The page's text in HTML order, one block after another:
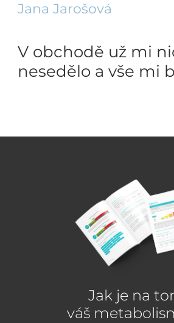
Jana Jarošová
V obchodě už mi
nesedělo a vše mi
Jak je na
váš